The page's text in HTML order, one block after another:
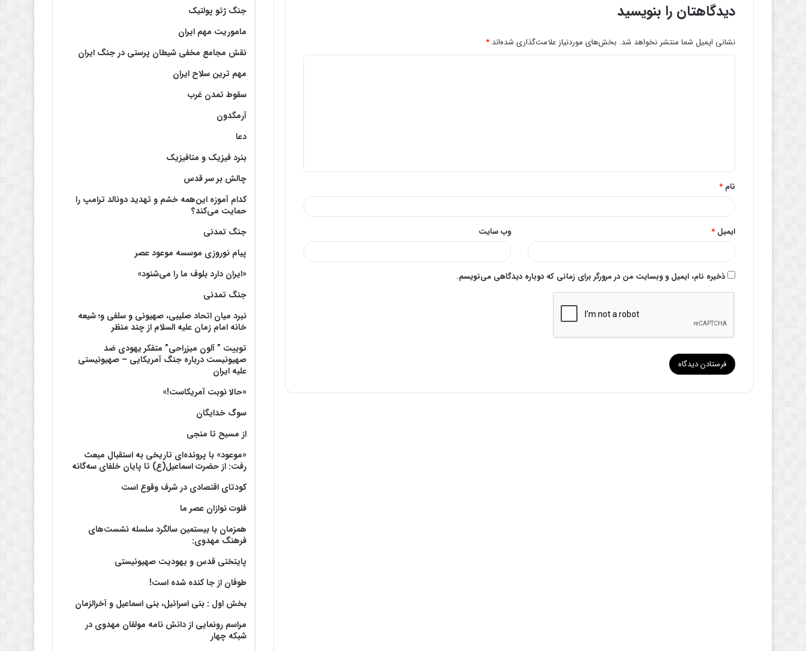
دیدگاهتان را بنویسید
نشانی ایمیل شما منتشر نخواهد شد. بخش‌های موردنیاز علامت‌گذاری شده‌اند *
*
نام *
ایمیل * وب‌ سایت
ذخیره نام، ایمیل و وبسایت من در مرورگر برای زمانی که دوباره دیدگاهی می‌نویسم.
جنگ ژئو پولتیک
ماموریت مهم ایران
نقش مجامع مخفی شیطان پرستی در جنگ ایران
مهم ترین سلاح ایران
سقوط تمدن غرب
آرمگدون
دعا
بنرد فیزیک و متافیزیک
چالش بر سر قدس
کدام آموزه این‌همه خشم و تهدید دونالد ترامپ را
حمایت می‌کند؟
جنگ تمدنی
پیام نوروزی موسسه موعود عصر
«ایران دارد بلوف ما را می‌شنود»
جنگ تمدنی
نبرد میان اتحاد صلیبی، صهیونی و سلفی و؛ شیعه
خانه امام زمان علیه السلام از چند منظر
توییت ” آلون میزراحی” متفکر یهودی ضد
صهیونیست درباره جنگ آمریکایی – صهیونیستی
علیه ایران
«حالا نوبت آمریکاست!»
سوگ خدایگان
از مسیح تا منجی
«موعود» با پرونده‌ای تاریخی به استقبال مبعث
رفت: از حضرت اسماعیل(ع) تا پایان خلفای سه‌گانه
کودتای اقتصادی در شرف وقوع است
فلوت نوازان عصر ما
همزمان با بیستمین سالگرد سلسله نشست‌های
فرهنگ مهدوی:‌
پایتختی قدس و یهودیت صهیونیستی
طوفان از جا کنده شده است!
بخش اول : بنی اسرائیل، بنی اسماعیل و آخرالزمان
مراسم رونمایی از دانش نامه مولفان مهدوی در
شبکه چهار